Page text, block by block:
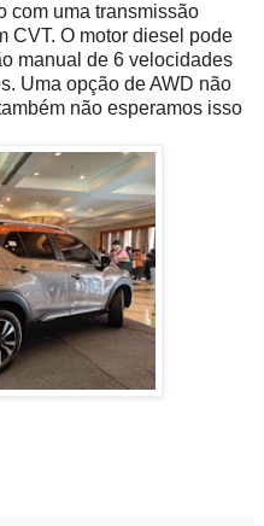
com uma transmissão
CVT. O motor diesel pode
manual de 6 velocidades
Uma opção de AWD não
não esperamos isso